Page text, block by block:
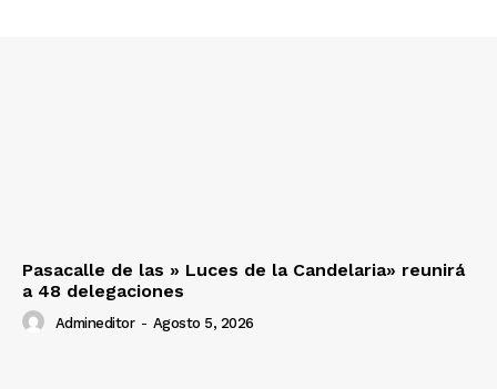
Prensa
Pasacalle de las » Luces de la Candelaria» reunirá
a 48 delegaciones
Admineditor - Agosto 5, 2026